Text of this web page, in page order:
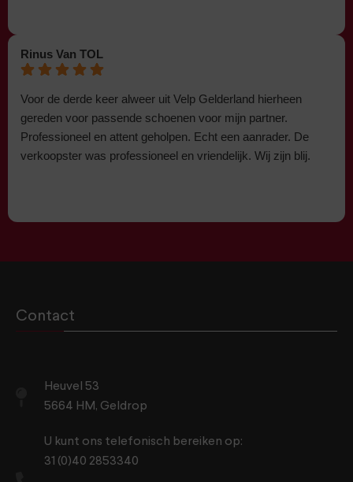
Rinus Van TOL
Voor de derde keer alweer uit Velp Gelderland hierheen
gereden voor passende schoenen voor mijn partner.
Professioneel en attent geholpen. Echt een aanrader. De
verkoopster was professioneel en vriendelijk. Wij zijn blij.
Contact
Heuvel 53
5664 HM, Geldrop
U kunt ons telefonisch bereiken op:
31 (0)40 2853340